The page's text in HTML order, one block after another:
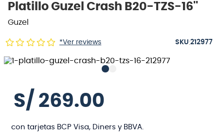
Platillo Guzel Crash B20-TZS-16''
Guzel
*Ver reviews :212977
S/ 269.00
con tarjetas BCP Visa, Diners y BBVA.